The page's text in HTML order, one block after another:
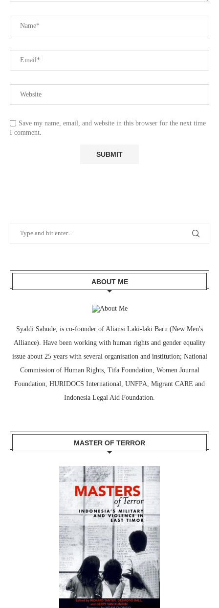
Save my name, email, and website in this browser for the next time
I comment.
ABOUT ME
Syaldi Sahude, is co-founder of Aliansi Laki-laki Baru (New Men's
Alliance). Have been working with human rights and gender equality
issue about 25 years with several organisation and institution; National
Commission of Human Rights, Tifa Foundation, Women Journal
Foundation, HURIDOCS International, UNFPA, Migrant CARE and
Indonesia Legal Aid Foundation.
MASTER OF TERROR